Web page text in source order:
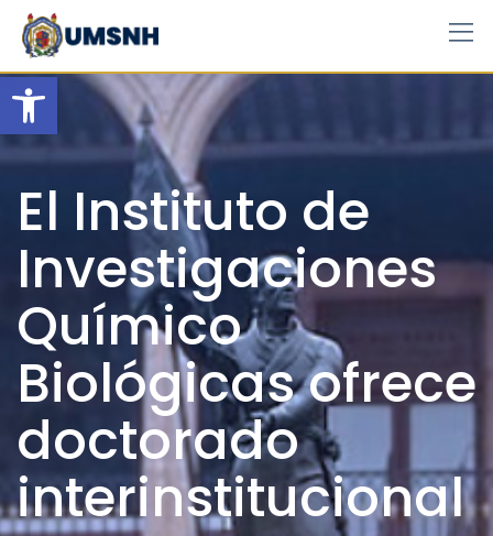
Open toolbar
Skip
content
El Instituto de
Investigaciones
Químico
Biológicas ofrece
doctorado
interinstitucional